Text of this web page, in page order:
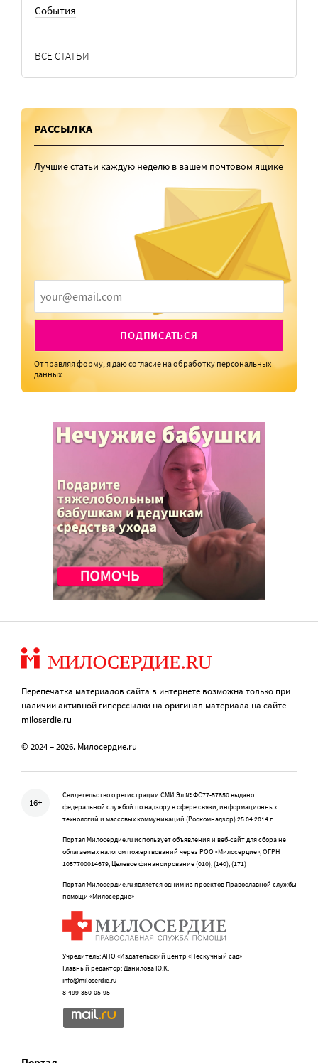
События
ВСЕ СТАТЬИ
РАССЫЛКА
Лучшие статьи каждую неделю в вашем почтовом ящике
ПОДПИСАТЬСЯ
Отправляя форму, я даюсогласие на обработку персональных
данных
Перепечатка материалов сайта в интернете возможна только при
наличии активной гиперссылки на оригинал материала на сайте
miloserdie.ru
© 2024 – 2026. Милосердие.ru
16+
Свидетельство о регистрации СМИ Эл № ФС77-57850 выдано
федеральной службой по надзору в сфере связи, информационных
технологий и массовых коммуникаций (Роскомнадзор) 25.04.2014 г.
Портал Милосердие.ru использует объявления и веб-сайт для сбора не
облагаемых налогом пожертвований через РОО «Милосердие», ОГРН
1057700014679, Целевое финансирование (010), (140), (171)
Портал Милосердие.ru является одним из проектов Православной службы
помощи «Милосердие»
Учредитель: АНО «Издательский центр «Нескучный сад»
Главный редактор: Данилова Ю.К.
info@miloserdie.ru
8-499-350-05-95